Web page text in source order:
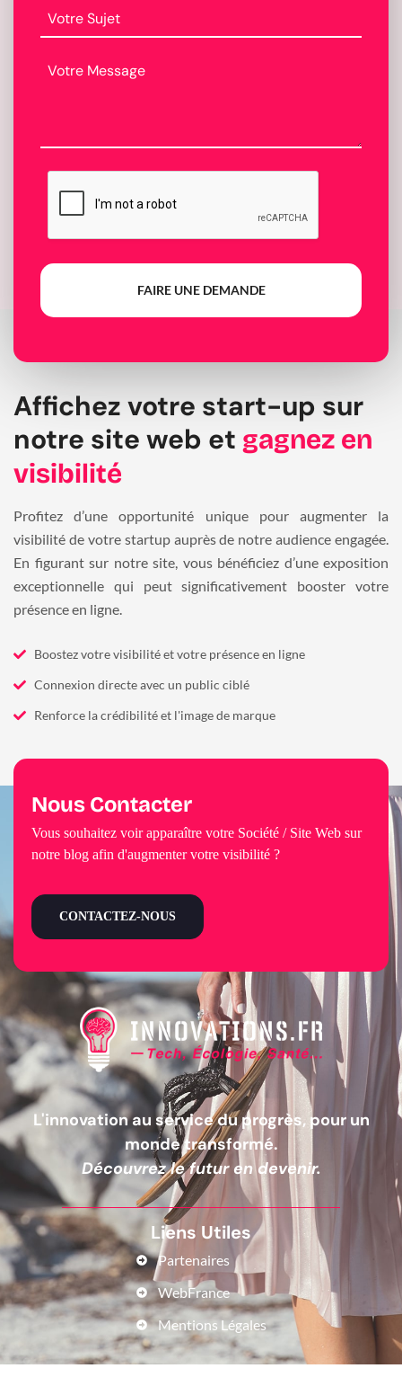
FAIRE UNE DEMANDE
Affichez votre start-up sur
notre site web et gagnez en
visibilité
Profitez d’une opportunité unique pour augmenter la
visibilité de votre startup auprès de notre audience engagée.
En figurant sur notre site, vous bénéficiez d’une exposition
exceptionnelle qui peut significativement booster votre
présence en ligne.
Boostez votre visibilité et votre présence en ligne
Connexion directe avec un public ciblé
Renforce la crédibilité et l'image de marque
L'innovation au service du progrès, pour un
monde transformé.
Découvrez le futur en devenir.
Liens Utiles
Partenaires
WebFrance
Mentions Légales
Nous Contacter
Vous souhaitez voir apparaître votre Société / Site Web sur
notre blog afin d'augmenter votre visibilité ?
CONTACTEZ-NOUS